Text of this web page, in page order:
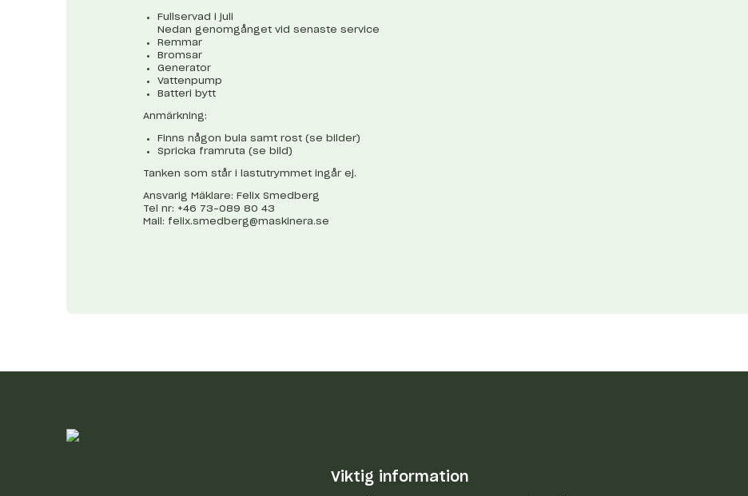
Fullservad i juli
Nedan genomgånget vid senaste service
Remmar
Bromsar
Generator
Vattenpump
Batteri bytt
Anmärkning:
Finns någon bula samt rost (se bilder)
Spricka framruta (se bild)
Tanken som står i lastutrymmet ingår ej.
Ansvarig Mäklare: Felix Smedberg
Tel nr: +46 73-089 80 43
Mail: felix.smedberg@maskinera.se
Viktig information